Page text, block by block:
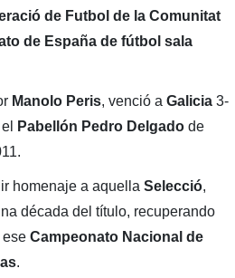
de Futbol de la Comunitat
de España de fútbol sala
Manolo Peris, venció a Galicia3-
Pabellón Pedro Delgadode
homenaje a aquella Selecció,
década del título, recuperando
ese Campeonato Nacional de
.